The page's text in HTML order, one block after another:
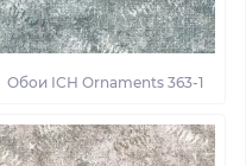
Обои ІСН Ornaments 363-1